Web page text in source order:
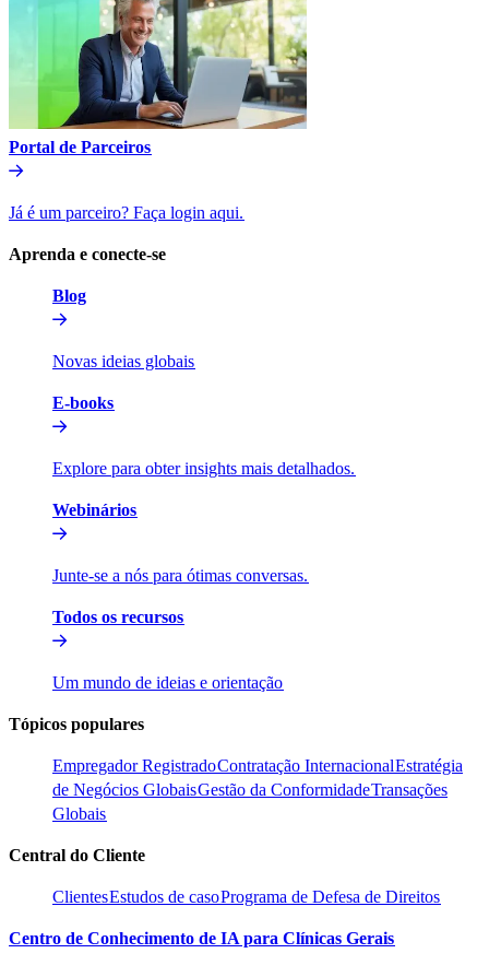
Portal de Parceiros​​
Já é um parceiro? Faça login aqui.​​
Aprenda e conecte-se​​
Blog​​
Novas ideias globais​​
E-books​​
Explore para obter insights mais detalhados.​​
Webinários​​
Junte-se a nós para ótimas conversas.​​
Todos os recursos​​
Um mundo de ideias e orientação​​
Tópicos populares​​
Empregador Registrado​​Contratação Internacional​​Estratégia
de Negócios Globais​​Gestão da Conformidade​​Transações
Globais​​
Central do Cliente​​
Clientes​​Estudos de caso​​Programa de Defesa de Direitos​​
Centro de Conhecimento de IA para Clínicas Gerais​​